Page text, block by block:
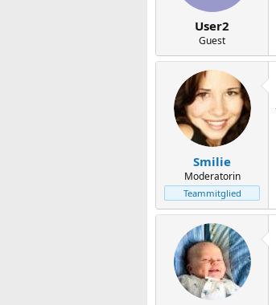
User2
Guest
Smilie
Moderatorin
Teammitglied